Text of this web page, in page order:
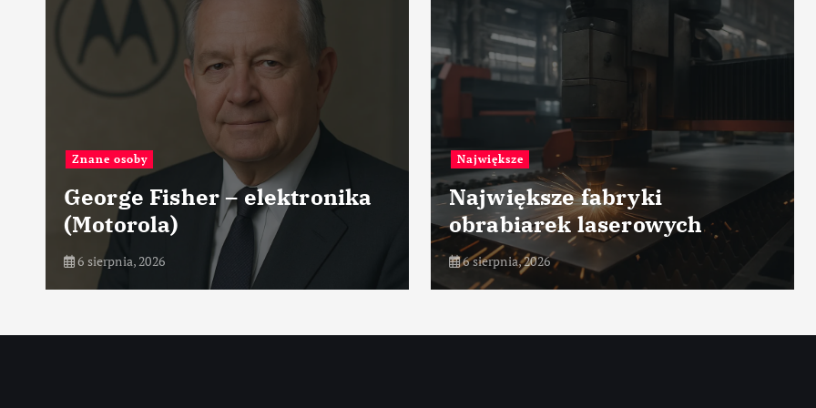
Fisher – elektronika
Największe
Największe fabryki
obrabiarek laserowych
6 sierpnia, 2026
Przemysł